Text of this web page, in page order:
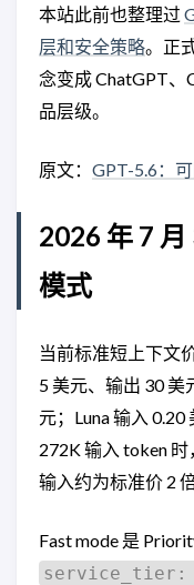
本站此前也整理过
层和安全策略。正
念变成 ChatGPT、
品层级。
原文： GPT-5.6：
2026 年 7
模式
当前标准短上下文
5 美元、输出 30 美
元；Luna 输入
272K 输入 token
输入约为标准价 2
Fast mode 是